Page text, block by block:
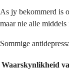
As jy bekommerd is
maar nie alle
Sommige
Waarskynlikheid